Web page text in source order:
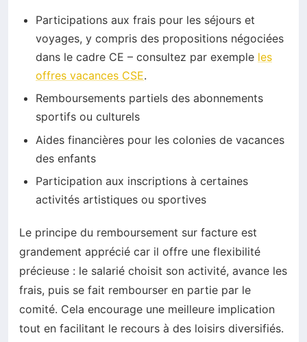
Participations aux frais pour les séjours et
voyages, y compris des propositions négociées
dans le cadre CE – consultez par exemple les
offres vacances CSE.
Remboursements partiels des abonnements
sportifs ou culturels
Aides financières pour les colonies de vacances
des enfants
Participation aux inscriptions à certaines
activités artistiques ou sportives
Le principe du remboursement sur facture est
grandement apprécié car il offre une flexibilité
précieuse : le salarié choisit son activité, avance les
frais, puis se fait rembourser en partie par le
comité. Cela encourage une meilleure implication
tout en facilitant le recours à des loisirs diversifiés.